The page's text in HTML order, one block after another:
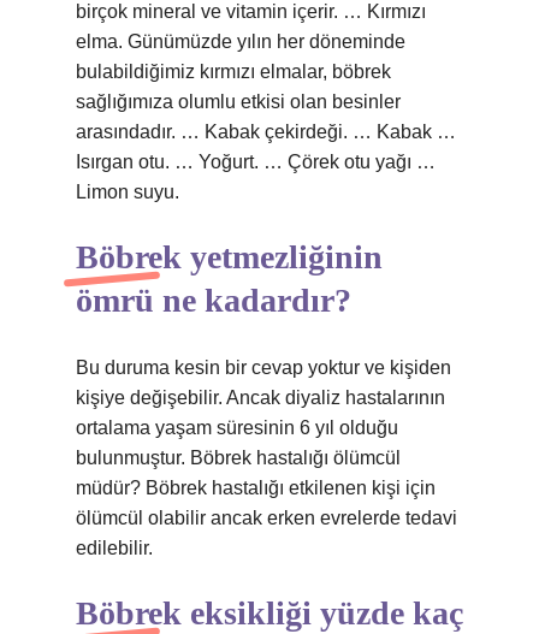
birçok mineral ve vitamin içerir. … Kırmızı
elma. Günümüzde yılın her döneminde
bulabildiğimiz kırmızı elmalar, böbrek
sağlığımıza olumlu etkisi olan besinler
arasındadır. … Kabak çekirdeği. … Kabak …
Isırgan otu. … Yoğurt. … Çörek otu yağı …
Limon suyu.
Böbrek yetmezliğinin
ömrü ne kadardır?
Bu duruma kesin bir cevap yoktur ve kişiden
kişiye değişebilir. Ancak diyaliz hastalarının
ortalama yaşam süresinin 6 yıl olduğu
bulunmuştur. Böbrek hastalığı ölümcül
müdür? Böbrek hastalığı etkilenen kişi için
ölümcül olabilir ancak erken evrelerde tedavi
edilebilir.
Böbrek eksikliği yüzde kaç